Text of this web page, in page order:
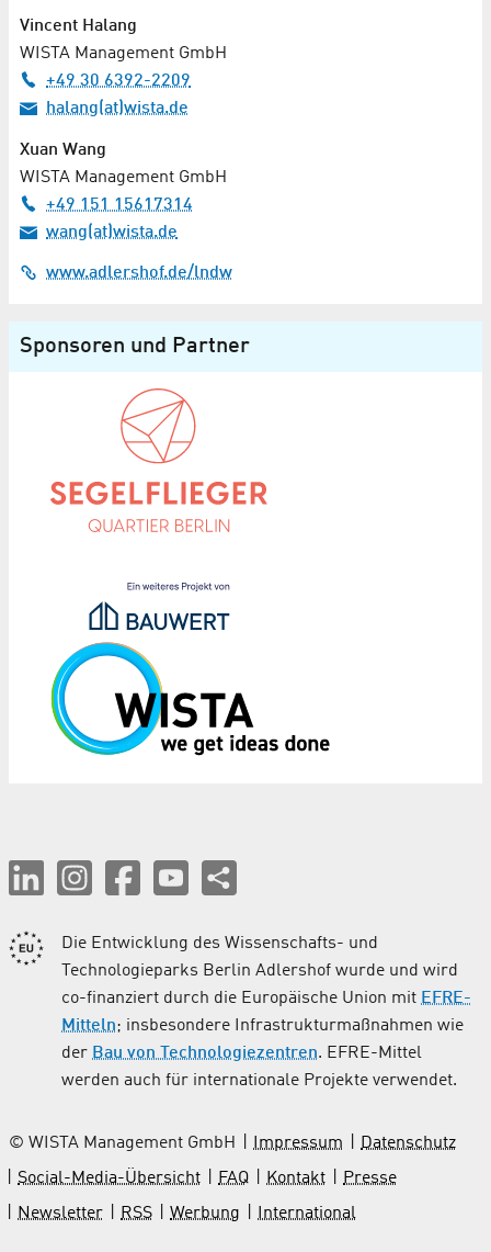
Vincent Halang
WISTA Management GmbH
+49 30 6392-2209
halang(at)wista.de
Xuan Wang
WISTA Management GmbH
+49 151 15617314
wang(at)wista.de
www.adlershof.de/lndw
Sponsoren und Partner
Die Entwicklung des Wissenschafts- und
Technologieparks Berlin Adlershof wurde und wird
co-finanziert durch die Europäische Union mit EFRE-
Mitteln; insbesondere Infrastrukturmaßnahmen wie
der Bau von Technologiezentren. EFRE-Mittel
werden auch für internationale Projekte verwendet.
© WISTA Management GmbH Impressum
Datenschutz
Social-Media-Übersicht
FAQ Kontakt
Presse
Newsletter
RSS Werbung International